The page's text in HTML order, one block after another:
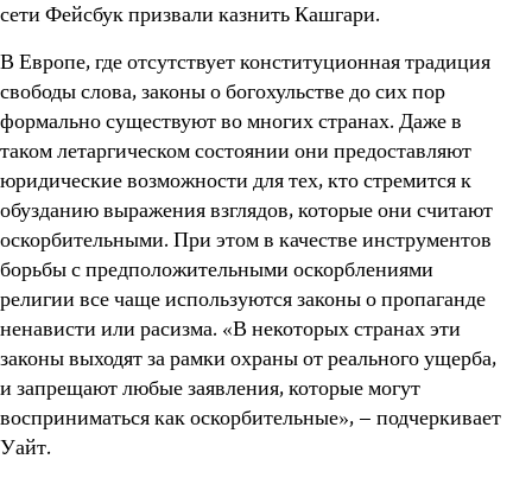
сети Фейсбук призвали казнить Кашгари.
В Европе, где отсутствует конституционная традиция
свободы слова, законы о богохульстве до сих пор
формально существуют во многих странах. Даже в
таком летаргическом состоянии они предоставляют
юридические возможности для тех, кто стремится к
обузданию выражения взглядов, которые они считают
оскорбительными. При этом в качестве инструментов
борьбы с предположительными оскорблениями
религии все чаще используются законы о пропаганде
ненависти или расизма. «В некоторых странах эти
законы выходят за рамки охраны от реального ущерба,
и запрещают любые заявления, которые могут
восприниматься как оскорбительные», – подчеркивает
Уайт.